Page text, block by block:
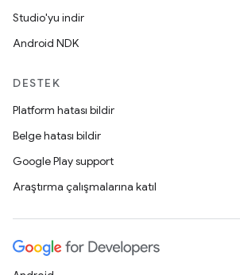
Studio'yu indir
Android NDK
DESTEK
Platform hatası bildir
Belge hatası bildir
Google Play support
Araştırma çalışmalarına katıl